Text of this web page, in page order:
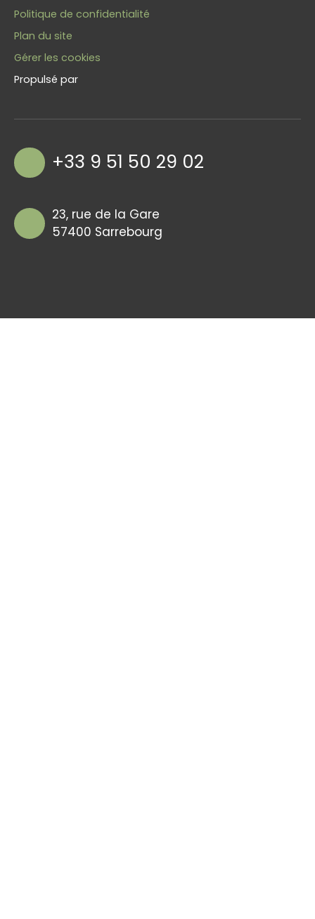
Politique de confidentialité
Plan du site
Gérer les cookies
Propulsé par
+33 9 51 50 29 02
23, rue de la Gare
57400 Sarrebourg